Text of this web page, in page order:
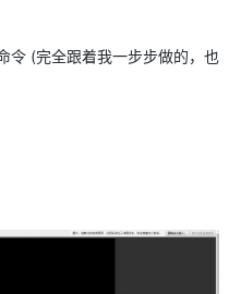
令 (完全跟着我一步步做的，也